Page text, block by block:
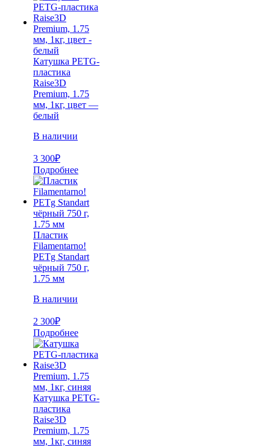
Катушка PETG-
пластика
Raise3D
Premium, 1.75
мм, 1кг, цвет —
белый
В наличии
3 300₽
Подробнее
Пластик
Filamentarno!
PETg Standart
чёрный 750 г,
1.75 мм
В наличии
2 300₽
Подробнее
Катушка PETG-
пластика
Raise3D
Premium, 1.75
мм, 1кг, синяя